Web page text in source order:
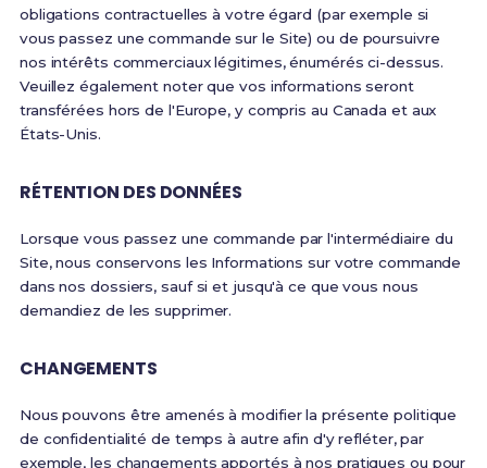
obligations contractuelles à votre égard (par exemple si
vous passez une commande sur le Site) ou de poursuivre
nos intérêts commerciaux légitimes, énumérés ci-dessus.
Veuillez également noter que vos informations seront
transférées hors de l'Europe, y compris au Canada et aux
États-Unis.
RÉTENTION DES DONNÉES
Lorsque vous passez une commande par l'intermédiaire du
Site, nous conservons les Informations sur votre commande
dans nos dossiers, sauf si et jusqu'à ce que vous nous
demandiez de les supprimer.
CHANGEMENTS
Nous pouvons être amenés à modifier la présente politique
de confidentialité de temps à autre afin d'y refléter, par
exemple, les changements apportés à nos pratiques ou pour